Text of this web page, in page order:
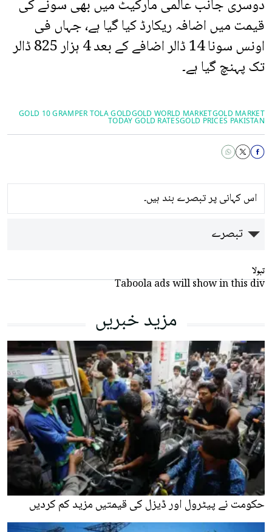
دوسری جانب عالمی مارکیٹ میں بھی سونے کی
قیمت میں اضافہ ریکارڈ کیا گیا ہے، جہاں فی
اونس سونا 14 ڈالر اضافے کے بعد 4 ہزار 825 ڈالر
تک پہنچ گیا ہے۔
GOLD MARKET
GOLD WORLD MARKET
PER TOLA GOLD
GOLD 10 GRAM
GOLD PRICES PAKISTAN
TODAY GOLD RATES
اس کہانی پر تبصرے بند ہیں۔
تبصرے
تبولا
Taboola ads will show in this div
مزید خبریں
حکومت نے پیٹرول اور ڈیزل کی قیمتیں مزید کم کردیں